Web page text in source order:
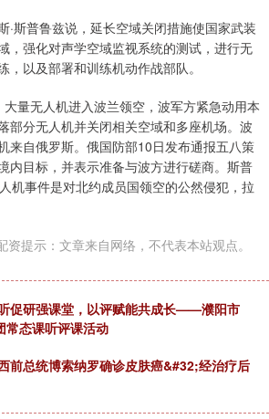
普鲁兹说，延长空域关闭措施使国家武装
，强化对声学空域监视系统的测试，进行无
，以及部署和训练机动作战部队。
量无人机进入波兰领空，波军方紧急动用本
部分无人机并关闭相关空域和多座机场。波
来自俄罗斯。俄国防部10日发布通报五八策
内目标，并表示准备与波方进行磋商。斯普
机事件是对北约成员国领空的公然侵犯，拉
资提示：文章来自网络，不代表本站观点。
促研强课堂，以评赋能共成长——濮阳市
常态课听评课活动
前总统博索纳罗确诊皮肤癌&#32;经治疗后